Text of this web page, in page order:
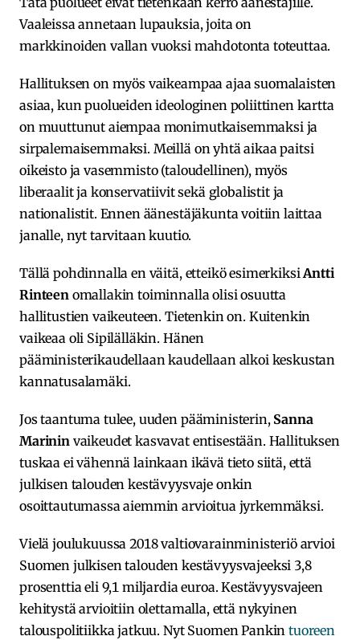
Vaaleissa annetaan lupauksia, joita on
markkinoiden vallan vuoksi mahdotonta toteuttaa.
Hallituksen on myös vaikeampaa ajaa suomalaisten
asiaa, kun puolueiden ideologinen poliittinen kartta
on muuttunut aiempaa monimutkaisemmaksi ja
sirpalemaisemmaksi. Meillä on yhtä aikaa paitsi
oikeisto ja vasemmisto (taloudellinen), myös
liberaalit ja konservatiivit sekä globalistit ja
nationalistit. Ennen äänestäjäkunta voitiin laittaa
janalle, nyt tarvitaan kuutio.
Tällä pohdinnalla en väitä, etteikö esimerkiksiAntti
Rinteenomallakin toiminnalla olisi osuutta
hallitustien vaikeuteen. Tietenkin on. Kuitenkin
vaikeaa oli Sipilälläkin. Hänen
pääministerikaudellaan kaudellaan alkoi keskustan
kannatusalamäki.
Jos taantuma tulee, uuden pääministerin, Sanna
Marininvaikeudet kasvavat entisestään. Hallituksen
tuskaa ei vähennä lainkaan ikävä tieto siitä, että
julkisen talouden kestävyysvaje onkin
osoittautumassa aiemmin arvioitua jyrkemmäksi.
Vielä joulukuussa 2018 valtiovarainministeriö arvioi
Suomen julkisen talouden kestävyysvajeeksi 3,8
prosenttia eli 9,1 miljardia euroa. Kestävyysvajeen
kehitystä arvioitiin olettamalla, että nykyinen
talouspolitiikka jatkuu. Nyt Suomen Pankintuoreen